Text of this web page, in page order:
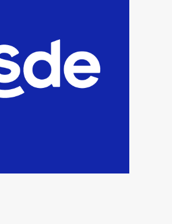
que intentaron evadir a
la Policía fueron
detenidos por
comercialización de
drogas en la tarde del
sábado